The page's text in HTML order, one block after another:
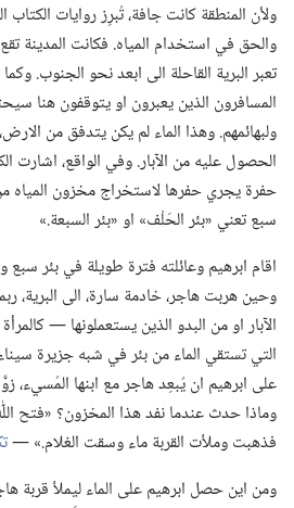
ولأن المنطقة كانت جافة،‏ تُبرِز روايات
والحق في استخدام المياه.‏ فكانت المدينة
تعبر البرية القاحلة الى ابعد نحو الجنوب.‏
المسافرون الذين يعبرون او يتوقفون هنا
ولبهائمهم.‏ وهذا الماء لم يكن يتدفق من
الحصول عليه من الآبار.‏ وفي الواقع،‏ اشارت
حفرة يجري حفرها لاستخراج مخزون
سبع تعني «بئر الحَلْف» او «بئر السبعة.‏»‏
اقام ابرهيم وعائلته فترة طويلة في بئر سبع
وحين هربت هاجر،‏ خادمة سارة،‏ الى البرية،‏
الآبار او من البدو الذين يستعملونها —‏
التي تستقي الماء من بئر في شبه جزيرة
على ابرهيم ان يُبعِد هاجر مع ابنها المُسيء،‏
وماذا حدث عندما نفد هذا المخزون؟‏ «فتح
فذهبت وملأت القربة ماء وسقت الغلام.‏» —‏
ومن اين حصل ابرهيم على الماء ليملأ قربة